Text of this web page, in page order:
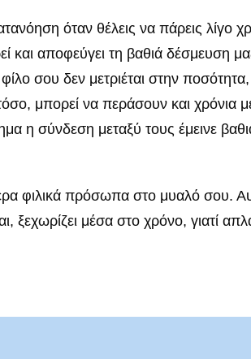
όταν θέλεις να πάρεις λίγο
και αποφεύγει τη βαθιά δέσμευση
σου δεν μετριέται στην
μπορεί να περάσουν και χρόνια
η σύνδεση μεταξύ τους έμεινε
φιλικά πρόσωπα στο μυαλό σου.
μέσα στο χρόνο, γιατί απλά